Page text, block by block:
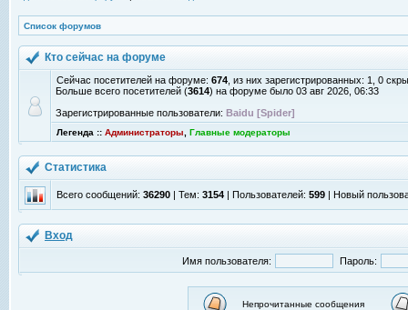
Список форумов
Кто сейчас на форуме
Сейчас посетителей на форуме: 674 , из них зарегистрированных: 1, 0
Больше всего посетителей (3614) на форуме было 03 авг 2026, 06:33
Зарегистрированные пользователи: Baidu [Spider]
Легенда :: Администраторы Главные модераторы
Статистика
Всего сообщений: 36290 | Тем: 3154 | Пользователей: 599 | Новый
Вход
Имя пользователя: Пароль:
Непрочитанные сообщения